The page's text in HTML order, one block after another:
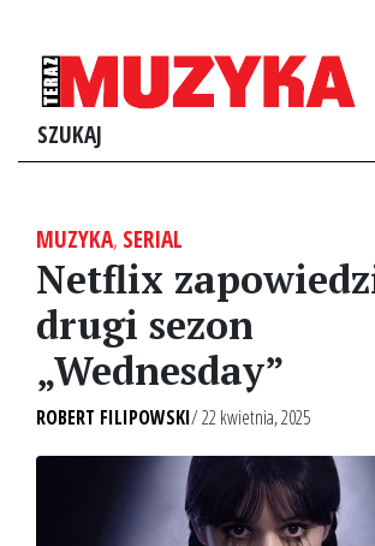
SZUKAJ
MUZYKA, SERIAL
Netflix
drugi sezon
„Wednesday”
ROBERT FILIPOWSKI/ 22 kwietnia, 2025